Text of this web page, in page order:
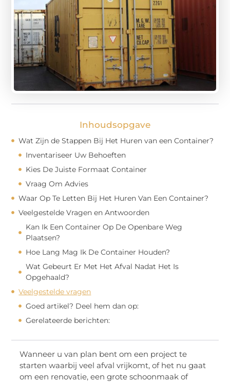
Inhoudsopgave
Wat Zijn de Stappen Bij Het Huren van een Container?
Inventariseer Uw Behoeften
Kies De Juiste Formaat Container
Vraag Om Advies
Waar Op Te Letten Bij Het Huren Van Een Container?
Veelgestelde Vragen en Antwoorden
Kan Ik Een Container Op De Openbare Weg
Plaatsen?
Hoe Lang Mag Ik De Container Houden?
Wat Gebeurt Er Met Het Afval Nadat Het Is
Opgehaald?
Veelgestelde vragen
Goed artikel? Deel hem dan op:
Gerelateerde berichten:
Wanneer u van plan bent om een project te
starten waarbij veel afval vrijkomt, of het nu gaat
om een renovatie, een grote schoonmaak of